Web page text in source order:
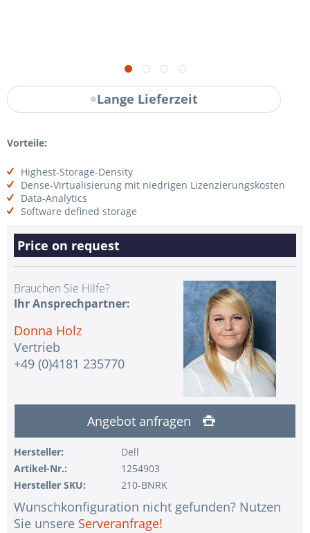
Lange Lieferzeit
Vorteile:
Highest-Storage-Density
Dense-Virtualisierung mit niedrigen Lizenzierungskosten
Data-Analytics
Software defined storage
Price on request
Brauchen Sie Hilfe?
Ihr Ansprechpartner:
Donna Holz
Vertrieb
+49 (0)4181 235770
Angebot anfragen
Hersteller:
Dell
Artikel-Nr.:
1254903
Hersteller SKU:
210-BNRK
Wunschkonfiguration nicht gefunden? Nutzen
Sie unsere Serveranfrage!